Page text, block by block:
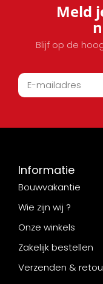
Meld
Blijf op de
Informatie
Bouwvakantie
Wie zijn wij ?
Onze winkels
Zakelijk bestellen
Verzenden &